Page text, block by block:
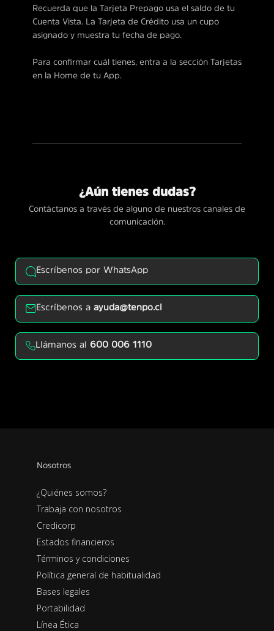
Recuerda que la Tarjeta Prepago usa el saldo de tu
Cuenta Vista. La Tarjeta de Crédito usa un cupo
asignado y muestra tu fecha de pago.
Para confirmar cuál tienes, entra a la sección Tarjetas
en la Home de tu App.
¿Aún tienes dudas?
Contáctanos a través de alguno de nuestros canales de
comunicación.
Escríbenos por WhatsApp
Escríbenos aayuda@tenpo.cl
Llámanos al 600 006 1110
Nosotros
¿Quiénes somos?
Trabaja con nosotros
Credicorp
Estados financieros
Términos y condiciones
Política general de habitualidad
Bases legales
Portabilidad
Línea Ética